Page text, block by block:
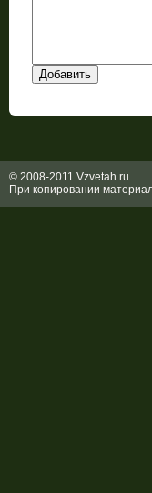
© 2008-2011 Vzvetah.ru
При копировании